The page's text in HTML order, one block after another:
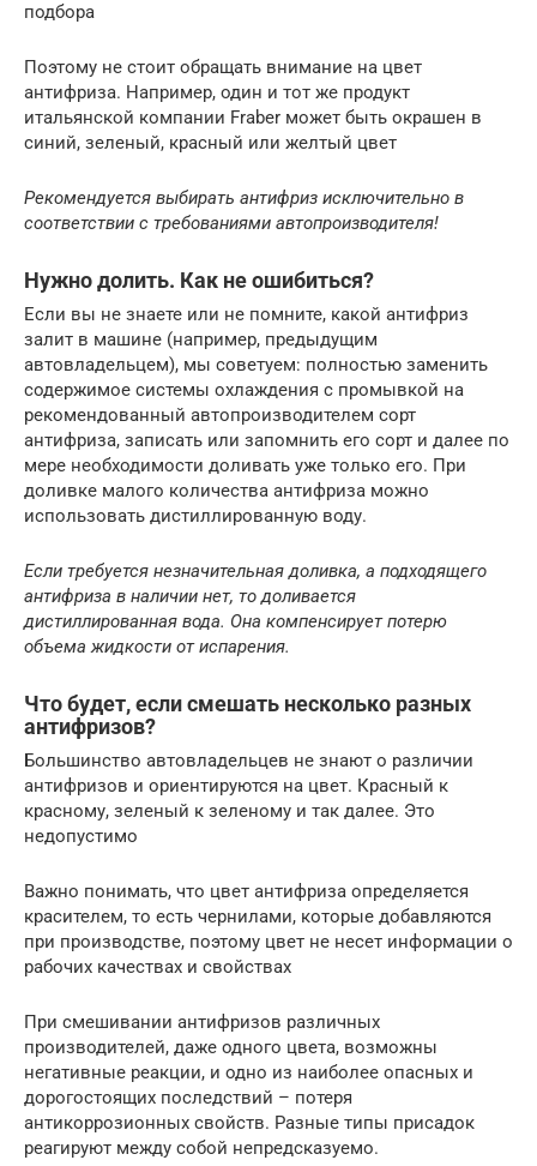
подбора
Поэтому не стоит обращать внимание на цвет
антифриза. Например, один и тот же продукт
итальянской компании Fraber может быть окрашен в
синий, зеленый, красный или желтый цвет
Рекомендуется выбирать антифриз исключительно в
соответствии с требованиями автопроизводителя!
Нужно долить. Как не ошибиться?
Если вы не знаете или не помните, какой антифриз
залит в машине (например, предыдущим
автовладельцем), мы советуем: полностью заменить
содержимое системы охлаждения с промывкой на
рекомендованный автопроизводителем сорт
антифриза, записать или запомнить его сорт и далее по
мере необходимости доливать уже только его. При
доливке малого количества антифриза можно
использовать дистиллированную воду.
Если требуется незначительная доливка, а подходящего
антифриза в наличии нет, то доливается
дистиллированная вода. Она компенсирует потерю
объема жидкости от испарения.
Что будет, если смешать несколько разных
антифризов?
Большинство автовладельцев не знают о различии
антифризов и ориентируются на цвет. Красный к
красному, зеленый к зеленому и так далее. Это
недопустимо
Важно понимать, что цвет антифриза определяется
красителем, то есть чернилами, которые добавляются
при производстве, поэтому цвет не несет информации о
рабочих качествах и свойствах
При смешивании антифризов различных
производителей, даже одного цвета, возможны
негативные реакции, и одно из наиболее опасных и
дорогостоящих последствий – потеря
антикоррозионных свойств. Разные типы присадок
реагируют между собой непредсказуемо.